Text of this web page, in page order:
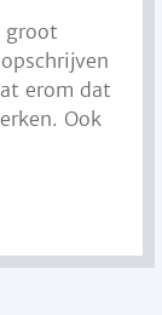
groot
erom dat
Ook